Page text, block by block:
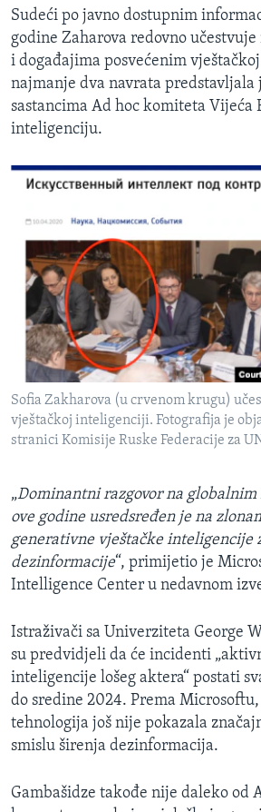
Sudeći po javno dostupnim
godine Zaharova redovno
i događajima posvećenim
najmanje dva navrata predstavljala
sastancima Ad hoc komiteta Vijeća
inteligenciju.
Sofia Zakharova (u crvenom krugu)
vještačkoj inteligenciji. Fotografija je
stranici Komisije Ruske Federacije za
„Dominantni razgovor na globalnim
ove godine usredsređen je na
generativne vještačke inteligencije
dezinformacije“, primijetio je
Intelligence Center u nedavnom
Istraživači sa Univerziteta George
su predvidjeli da će incidenti
inteligencije lošeg aktera“ postati
do sredine 2024. Prema
tehnologija još nije pokazala
smislu širenja dezinformacija.
Gambašidze takođe nije daleko od